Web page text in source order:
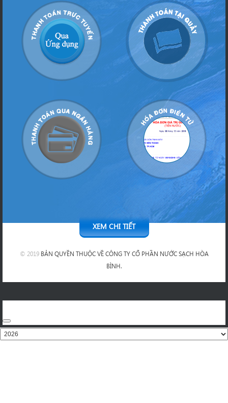
XEM CHI TIẾT
© 2019BẢN QUYỀN THUỘC VỀ CÔNG TY CỔ PHẦN NƯỚC SẠCH HÒA
BÌNH.